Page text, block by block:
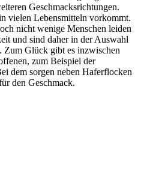
Geschmacksrichtungen.
vielen Lebensmitteln vorkommt.
nicht wenige Menschen leiden
und sind daher in der Auswahl
Zum Glück gibt es inzwischen
zum Beispiel der
dem sorgen neben Haferflocken
den Geschmack.